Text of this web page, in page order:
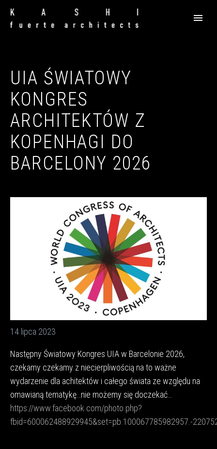
UIA ŚWIATOWY
KONGRES
ARCHITEKTÓW Z
KOPENHAGI DO
BARCELONY 2026
14 lipca 2023
Następny Światowy Kongres UIA w Barcelonie 2026,
czekamy czekamy z niecierpliwością na to ważne
wydarzenie dla achitektów i całego świata ze względu na
omawianą tematykę…nie możemy się doczekać…
https://www.facebook.com/photo.php?
fbid=600062488929945&set=pb.100067785982957.-